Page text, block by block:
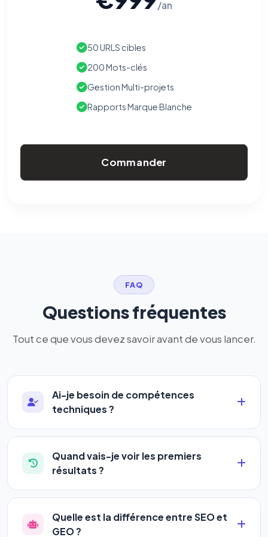
/an
50 URLS cibles
200 Mots-clés
Gestion Multi-projets
Rapports Marque Blanche
Commander
FAQ
Questions fréquentes
Tout ce que vous devez savoir avant de vous lancer.
Ai-je besoin de compétences
techniques ?
Absolument pas. Notre logiciel a été conçu pour
être accessible àtous les profils: artisans,
commerçants, auto-entrepreneurs, PME ou
complexe — vous renseignez l'adresse de votre
site, décrivez votre activité, et le logiciel gère tout
en automatique 24h/24.
Quand vais-je voir les premiers
résultats ?
La plupart de nos utilisateurs observent une
amélioration de leur positionnement en4 à 6
semaines. Le référencement est un marathon, pas
Quelle est la différence entre SEO et
GEO ?